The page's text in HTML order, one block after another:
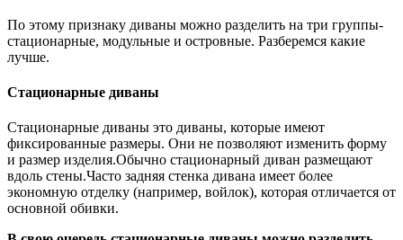
По этому признаку диваны можно разделить на три группы-
стационарные, модульные и островные. Разберемся какие
лучше.
Стационарные диваны
Стационарные диваны это диваны, которые имеют
фиксированные размеры. Они не позволяют изменить форму
и размер изделия.Обычно стационарный диван размещают
вдоль стены.Часто задняя стенка дивана имеет более
экономную отделку (например, войлок), которая отличается от
основной обивки.